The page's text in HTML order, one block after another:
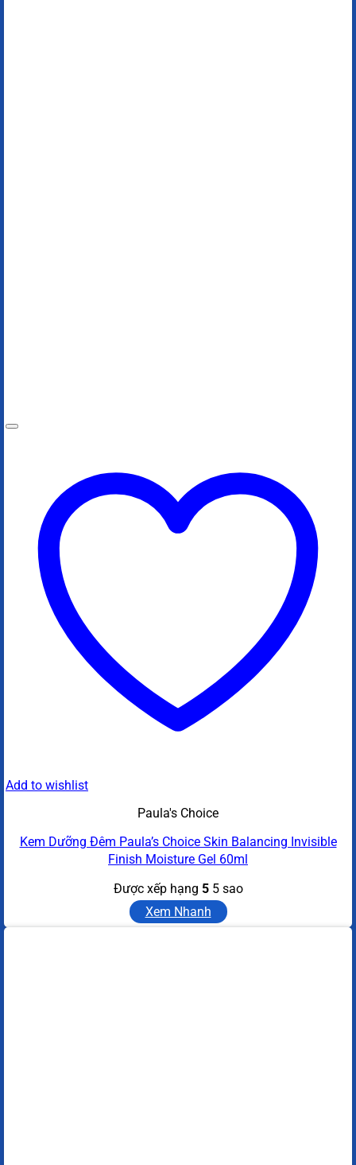
Add to wishlist
Paula's Choice
Kem Dưỡng Đêm Paula’s Choice Skin Balancing Invisible
Finish Moisture Gel 60ml
Được xếp hạng 55 sao
Xem Nhanh